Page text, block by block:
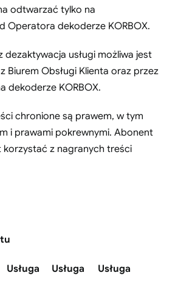
odtwarzać tylko na
Operatora dekoderze KORBOX.
dezaktywacja usługi możliwa jest
Biurem Obsługi Klienta oraz przez
dekoderze KORBOX.
chronione są prawem, w tym
i prawami pokrewnymi. Abonent
korzystać z nagranych treści
Usługa Usługa Usługa